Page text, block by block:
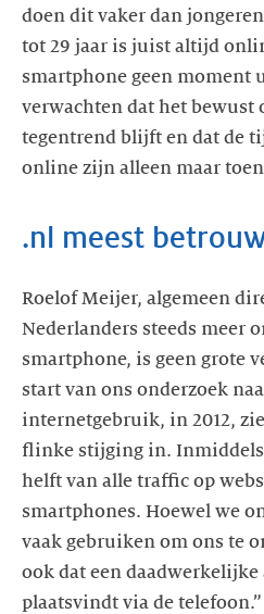
doen dit vaker dan
tot 29 jaar is juist altijd
smartphone geen moment
verwachten dat het bewust
tegentrend blijft en dat de
online zijn alleen maar
.nl meest
Roelof Meijer, algemeen
Nederlanders steeds meer
smartphone, is geen grote
start van ons onderzoek
internetgebruik, in 2012,
flinke stijging in.
helft van alle traffic op
smartphones. Hoewel we
vaak gebruiken om ons te
ook dat een daadwerkelijke
plaatsvindt via de telefoon.”